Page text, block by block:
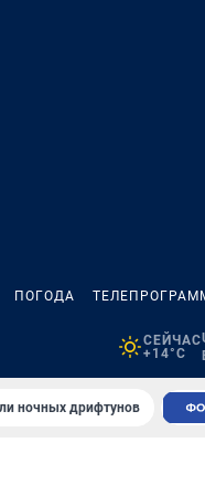
ПОГОДА
СЕЙЧАС
+14°C
ночных дрифтунов